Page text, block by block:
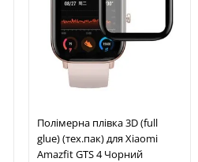
Полімерна плівка 3D (full
glue) (тех.пак) для Xiaomi
Amazfit GTS 4 Чорний